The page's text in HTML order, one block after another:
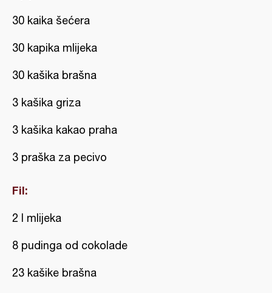
30 kaika šećera
30 kapika mlijeka
30 kašika brašna
3 kašika griza
3 kašika kakao praha
3 praška za pecivo
Fil:
2 l mlijeka
8 pudinga od cokolade
23 kašike brašna